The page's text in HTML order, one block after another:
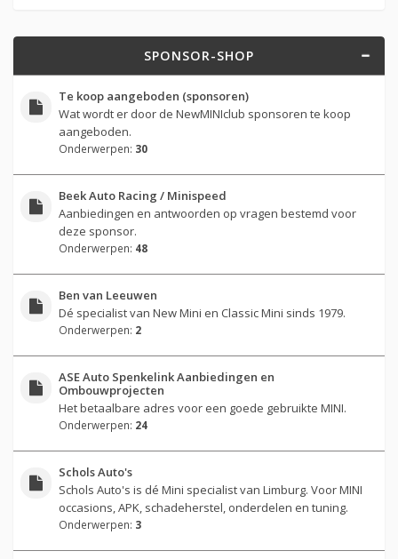
SPONSOR-SHOP
Te koop aangeboden (sponsoren)
Wat wordt er door de NewMINIclub sponsoren te koop
aangeboden.
Onderwerpen: 30
Beek Auto Racing / Minispeed
Aanbiedingen en antwoorden op vragen bestemd voor
deze sponsor.
Onderwerpen: 48
Ben van Leeuwen
Dé specialist van New Mini en Classic Mini sinds 1979.
Onderwerpen: 2
ASE Auto Spenkelink Aanbiedingen en
Ombouwprojecten
Het betaalbare adres voor een goede gebruikte MINI.
Onderwerpen: 24
Schols Auto's
Schols Auto's is dé Mini specialist van Limburg. Voor MINI
occasions, APK, schadeherstel, onderdelen en tuning.
Onderwerpen: 3